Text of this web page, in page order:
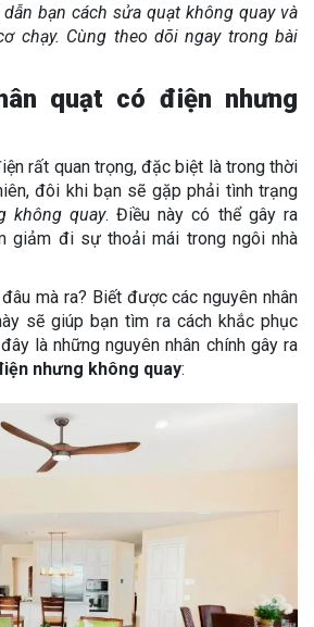
bạn cách sửa quạt không quay và
chạy. Cùng theo dõi ngay trong bài
quạt có điện nhưng
rất quan trọng, đặc biệt là trong thời
đôi khi bạn sẽ gặp phải tình trạng
không quay. Điều này có thể gây ra
giảm đi sự thoải mái trong ngôi nhà
mà ra? Biết được các nguyên nhân
sẽ giúp bạn tìm ra cách khắc phục
là những nguyên nhân chính gây ra
nhưng không quay: